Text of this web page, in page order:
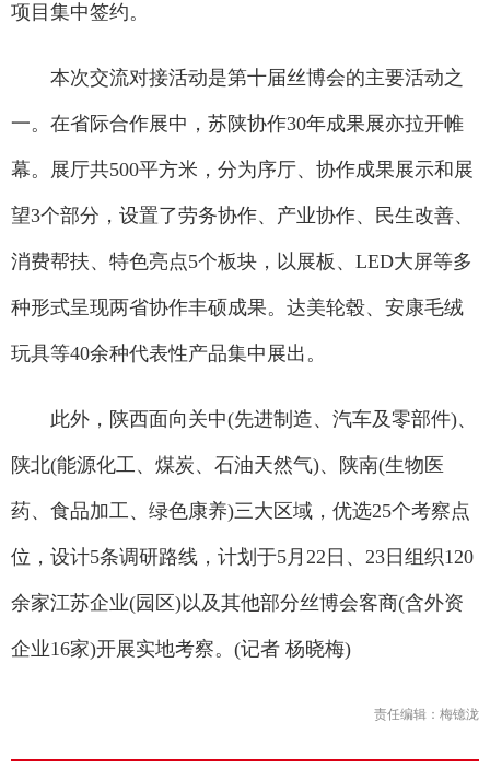
项目集中签约。
本次交流对接活动是第十届丝博会的主要活动之
一。在省际合作展中，苏陕协作30年成果展亦拉开帷
幕。展厅共500平方米，分为序厅、协作成果展示和展
望3个部分，设置了劳务协作、产业协作、民生改善、
消费帮扶、特色亮点5个板块，以展板、LED大屏等多
种形式呈现两省协作丰硕成果。达美轮毂、安康毛绒
玩具等40余种代表性产品集中展出。
此外，陕西面向关中(先进制造、汽车及零部件)、
陕北(能源化工、煤炭、石油天然气)、陕南(生物医
药、食品加工、绿色康养)三大区域，优选25个考察点
位，设计5条调研路线，计划于5月22日、23日组织120
余家江苏企业(园区)以及其他部分丝博会客商(含外资
企业16家)开展实地考察。(记者 杨晓梅)
责任编辑：梅镱泷